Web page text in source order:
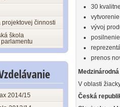
projektovej činnosti
škola
2014/15
30
vývoj
prenos
V oblasti
Česká